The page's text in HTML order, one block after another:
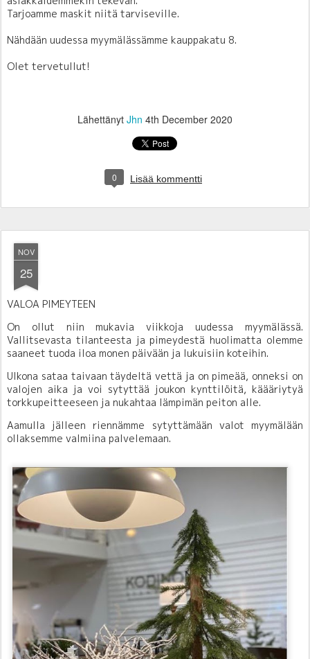
Tarjoamme maskit niitä tarviseville.
Nähdään uudessa myymälässämme kauppakatu 8.
Olet tervetullut!
Lähettänyt Jhn 4th December 2020
0 Lisää kommentti
NOV
25
VALOA PIMEYTEEN
On ollut niin mukavia viikkoja uudessa myymälässä.
Vallitsevasta tilanteesta ja pimeydestä huolimatta olemme
saaneet tuoda iloa monen päivään ja lukuisiin koteihin.
Ulkona sataa taivaan täydeltä vettä ja on pimeää, onneksi on
valojen aika ja voi sytyttää joukon kynttilöitä, käääriytyä
torkkupeitteeseen ja nukahtaa lämpimän peiton alle.
Aamulla jälleen riennämme sytyttämään valot myymälään
ollaksemme valmiina palvelemaan.